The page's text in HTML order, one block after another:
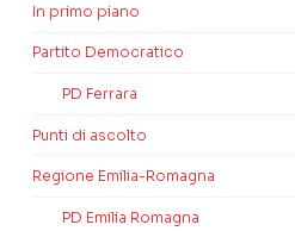
In primo piano
Partito Democratico
PD Ferrara
Punti di ascolto
Regione Emilia-Romagna
PD Emilia Romagna